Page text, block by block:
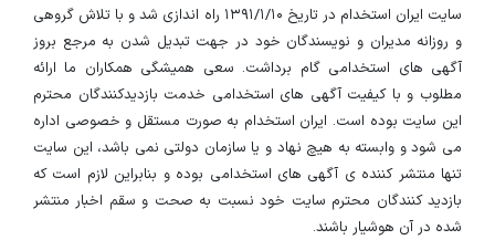
سایت ایران استخدام در تاریخ ۱۳۹۱/۱/۱۰ راه اندازی شد و با تلاش گروهی
و روزانه مدیران و نویسندگان خود در جهت تبدیل شدن به مرجع بروز
آگهی های استخدامی گام برداشت. سعی همیشگی همکاران ما ارائه
مطلوب و با کیفیت آگهی های استخدامی خدمت بازدیدکنندگان محترم
این سایت بوده است. ایران استخدام به صورت مستقل و خصوصی اداره
می شود و وابسته به هیچ نهاد و یا سازمان دولتی نمی باشد، این سایت
تنها منتشر کننده ی آگهی های استخدامی بوده و بنابراین لازم است که
بازدید کنندگان محترم سایت خود نسبت به صحت و سقم اخبار منتشر
شده در آن هوشیار باشند.